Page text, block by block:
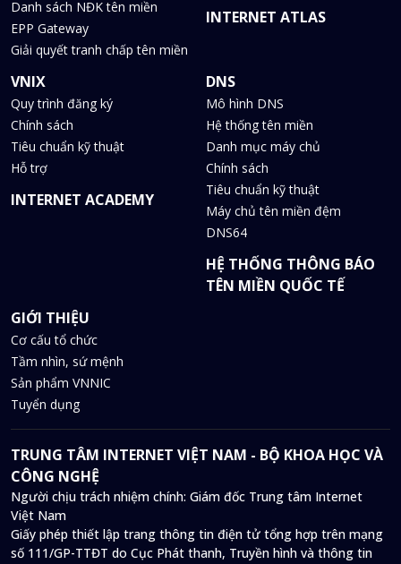
Danh sách NĐK tên miền
EPP Gateway
Giải quyết tranh chấp tên miền
INTERNET ATLAS
VNIX
Quy trình đăng ký
Chính sách
Tiêu chuẩn kỹ thuật
Hỗ trợ
INTERNET ACADEMY
DNS
Mô hình DNS
Hệ thống tên miền
Danh mục máy chủ
Chính sách
Tiêu chuẩn kỹ thuật
Máy chủ tên miền đệm
DNS64
HỆ THỐNG THÔNG BÁO
TÊN MIỀN QUỐC TẾ
GIỚI THIỆU
Cơ cấu tổ chức
Tầm nhìn, sứ mệnh
Sản phẩm VNNIC
Tuyển dụng
TRUNG TÂM INTERNET VIỆT NAM - BỘ KHOA HỌC VÀ
CÔNG NGHỆ
Người chịu trách nhiệm chính: Giám đốc Trung tâm Internet
Việt Nam
Giấy phép thiết lập trang thông tin điện tử tổng hợp trên mạng
số 111/GP-TTĐT do Cục Phát thanh, Truyền hình và thông tin